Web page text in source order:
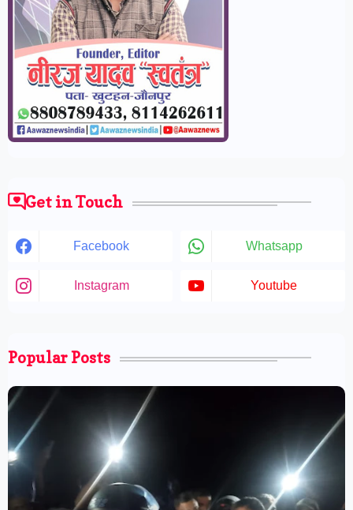
Get in Touch
Facebook Whatsapp
Instagram Youtube
Popular Posts